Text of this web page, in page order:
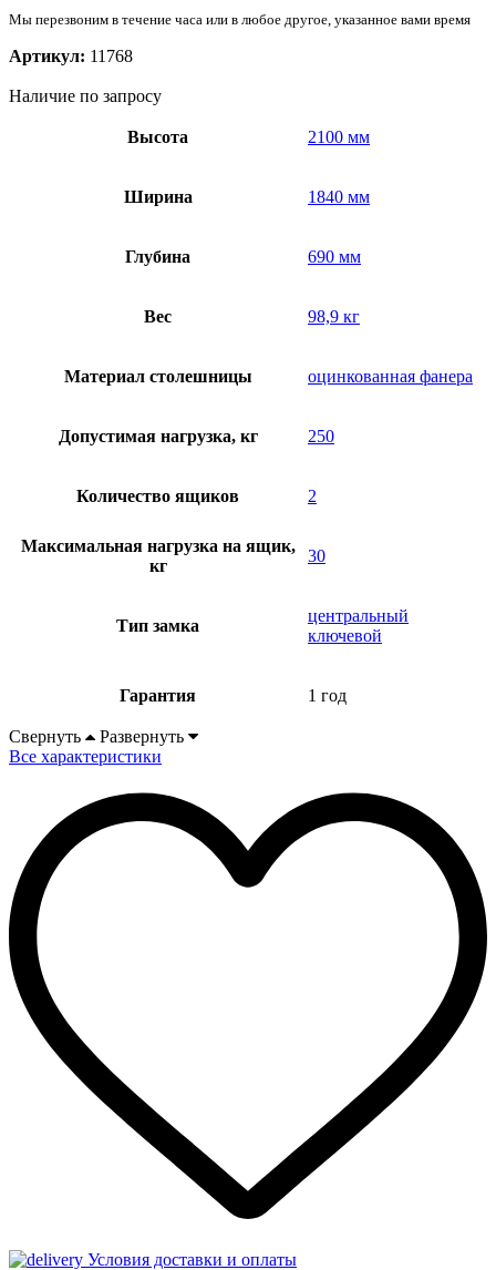
Мы перезвоним в течение часа или в любое другое, указанное вами время
Артикул: 11768
Наличие по запросу
Высота 2100 мм
Ширина 1840 мм
Глубина 690 мм
Вес 98,9 кг
Материал столешницы оцинкованная фанера
Допустимая нагрузка, кг 250
Количество ящиков 2
Максимальная нагрузка на ящик,
кг
30
Тип замка
центральный
ключевой
Гарантия 1 год
Свернуть
Развернуть
Все характеристики
Условия доставки и оплаты